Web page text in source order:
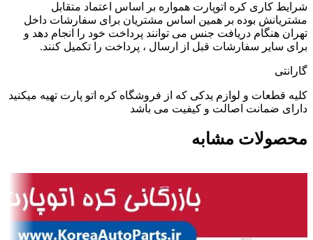
شرایط کاری کره اتوپارت همواره بر اساس اعتماد متقابل
مشتریانش بوده بر همین اساس مشتریان برای سفارشات داخل
تهران هنگام دریافت جنس می توانند پرداخت خود را انجام دهد و
برای سایر سفارشات قبل از ارسال ، پرداخت را تکمیل کنند.
گارانتی
کلیه قطعات و لوازم یدکی که از فروشگاه کره اتو پارت تهیه میکنید
دارای ضمانت اصالت و کیفیت می باشد
محصولات مشابه